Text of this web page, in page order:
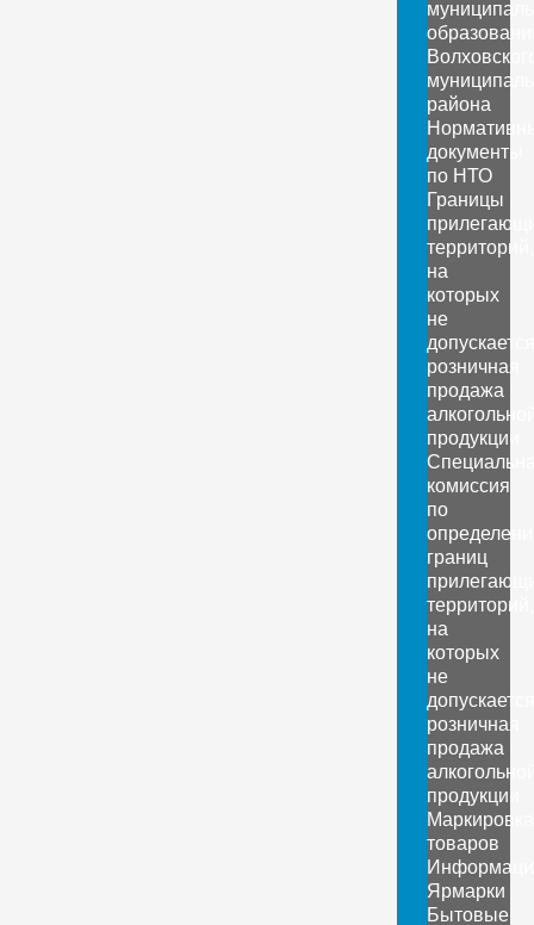
района
документы
по НТО
Границы
территорий,
на
которых
не
допускается
розничная
продажа
продукции
комиссия
по
границ
территорий,
на
которых
не
допускается
розничная
продажа
продукции
Маркировка
товаров
Ярмарки
Бытовые